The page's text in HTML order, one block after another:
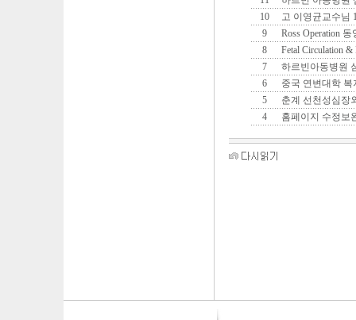
10
고 이영균교수님
9
Ross Operation
8
Fetal Circulation
7
하르빈아동병원
6
중국 연변대학
5
춘계 선천성심장
4
홈페이지 수정보